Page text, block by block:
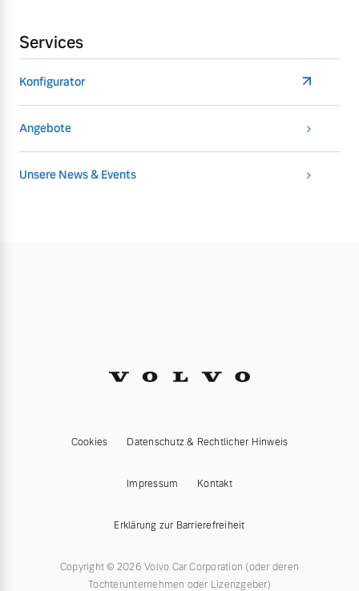
Services
Konfigurator
Angebote
Unsere News & Events
Cookies Datenschutz & Rechtlicher Hinweis
Impressum Kontakt
Erklärung zur Barrierefreiheit
Copyright © 2026 Volvo Car Corporation (oder deren
Tochterunternehmen oder Lizenzgeber)